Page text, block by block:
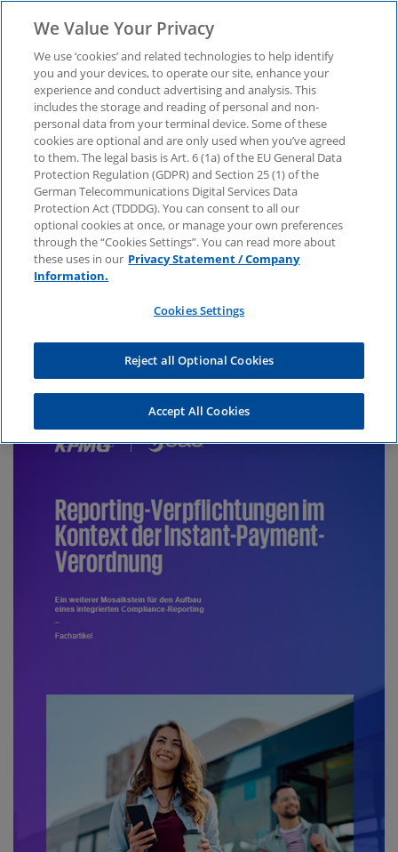
Neue Reporting-
Anforderungen der
Instant-Payment-
Verordnung
Jetzt herunterladen: Unsere Analyse bietet
umfassende Einblicke in die neuen Reporting-
(IPV) und deren Auswirkungen auf
Zahlungsdienstleister.
We Value Your Privacy
We use ‘cookies’ and related technologies to help identify
you and your devices, to operate our site, enhance your
experience and conduct advertising and analysis. This
includes the storage and reading of personal and non-
personal data from your terminal device. Some of these
cookies are optional and are only used when you’ve agreed
to them. The legal basis is Art. 6 (1a) of the EU General Data
Protection Regulation (GDPR) and Section 25 (1) of the
German Telecommunications Digital Services Data
Protection Act (TDDDG). You can consent to all our
optional cookies at once, or manage your own preferences
through the “Cookies Settings”. You can read more about
these uses in our Privacy Statement / Company
Information.
Cookies Settings
Reject all Optional Cookies
Accept All Cookies